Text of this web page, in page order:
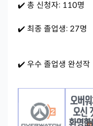
✔️ 총 신청자: 110명
✔️ 최종 졸업생: 27명
✔️ 우수 졸업생 완성작